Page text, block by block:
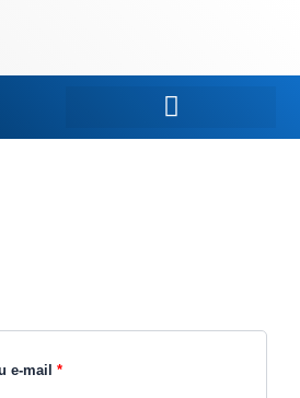
e-mail *